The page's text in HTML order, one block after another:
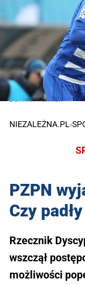
Dominik Furman
NIEZALEŻNA.PL›
PZPN
Czy
Rzecznik
wszczął
możliwości